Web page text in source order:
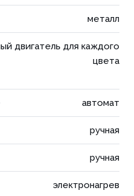
металл
двигатель для каждого
цвета
автомат
ручная
ручная
электронагрев